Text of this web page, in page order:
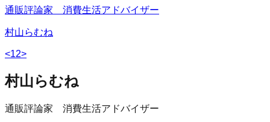
通販評論家 消費生活アドバイザー
村山らむね
<12>
村山らむね
通販評論家 消費生活アドバイザー